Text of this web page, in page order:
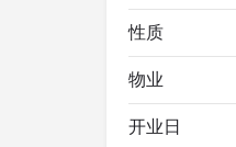
性质
物业
开业日